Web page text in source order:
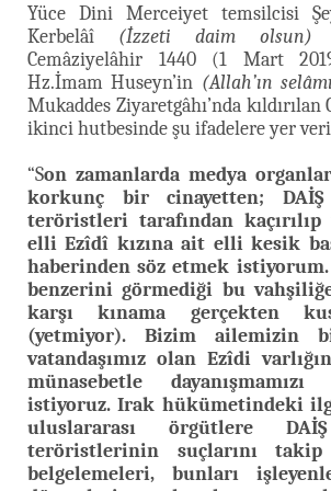
Yüce Dini Merceiyet temsilcisi
Kerbelâî (İzzeti daim olsun)
Cemâziyelâhir 1440 (1 Mart
Hz.İmam Huseyn’in (Allah’ın
Mukaddes Ziyaretgâhı’nda kıldırılan
ikinci hutbesinde şu ifadelere yer
“Son zamanlarda medya
korkunç bir cinayetten; DAİŞ
teröristleri tarafından kaçırılıp
elli Ezîdî kızına ait elli kesik
haberinden söz etmek istiyorum.
benzerini görmediği bu
karşı kınama gerçekten
(yetmiyor). Bizim ailemizin
vatandaşımız olan Ezîdi
münasebetle
istiyoruz. Irak hükümetindeki
uluslararası örgütlere DAİŞ
teröristlerinin suçlarını
belgelemeleri, bunları